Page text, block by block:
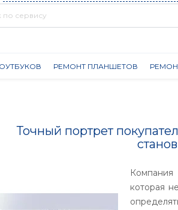
РЕМОНТ ПЛАНШЕТОВ
Точный портрет
Компания
которая